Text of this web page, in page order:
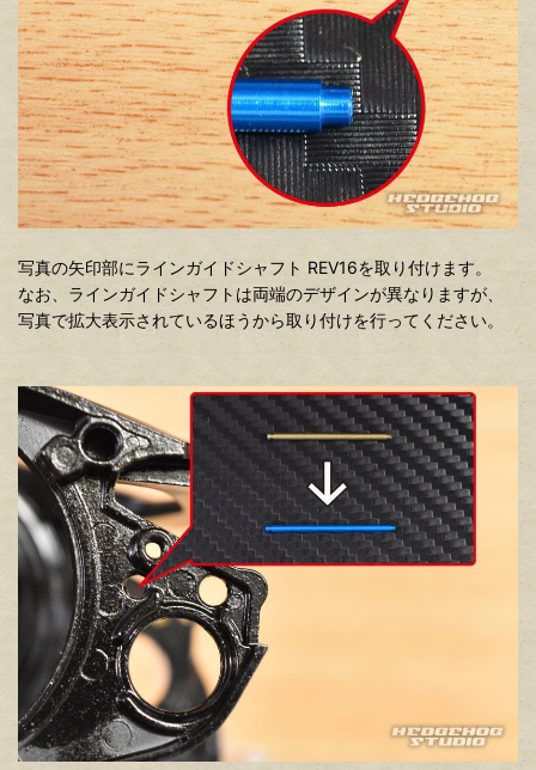
写真の矢印部にラインガイドシャフト REV16を取り付けます。
なお、ラインガイドシャフトは両端のデザインが異なりますが、
写真で拡大表示されているほうから取り付けを行ってください。